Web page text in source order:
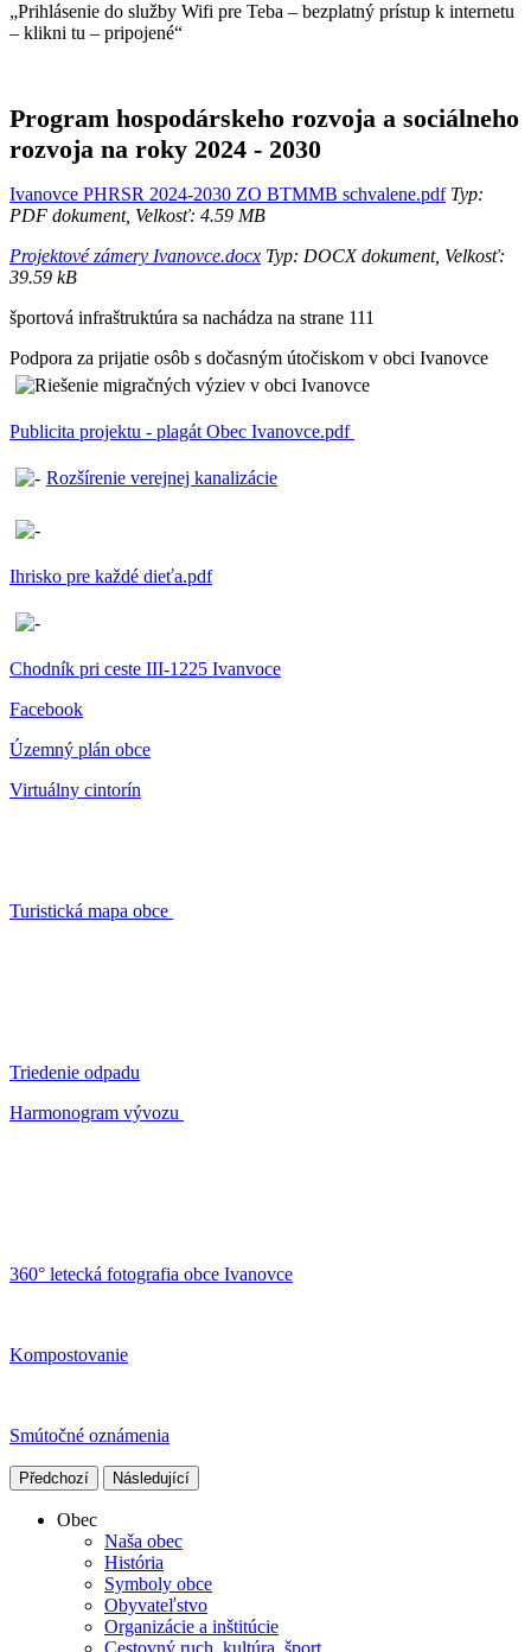
„Prihlásenie do služby Wifi pre Teba – bezplatný prístup k internetu
– klikni tu – pripojené“
Program hospodárskeho rozvoja a sociálneho
rozvoja na roky 2024 - 2030
Ivanovce PHRSR 2024-2030 ZO BTMMB schvalene.pdfTyp:
PDF dokument, Velkosť: 4.59 MB
Projektové zámery Ivanovce.docx Typ: DOCX dokument, Velkosť:
39.59 kB
športová infraštruktúra sa nachádza na strane 111
Podpora za prijatie osôb s dočasným útočiskom v obci Ivanovce
Publicita projektu - plagát Obec Ivanovce.pdf
Rozšírenie verejnej kanalizácie
Ihrisko pre každé dieťa.pdf
Chodník pri ceste III-1225 Ivanvoce
Facebook
Územný plán obce
Virtuálny cintorín
Turistická mapa obce
Triedenie odpadu
Harmonogram vývozu
360° letecká fotografia obce Ivanovce
Kompostovanie
Smútočné oznámenia
Předchozí Následující
Obec
Naša obec
História
Symboly obce
Obyvateľstvo
Organizácie a inštitúcie